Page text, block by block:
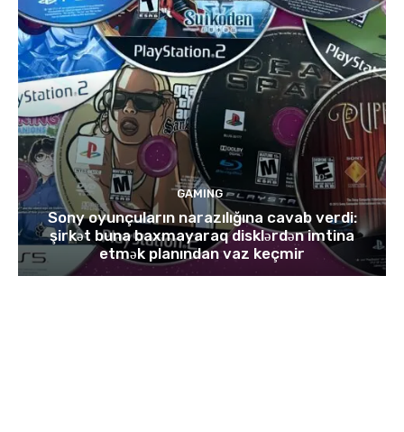
GAMING
Sony oyunçuların narazılığına cavab verdi:
şirkət buna baxmayaraq disklərdən imtina
etmək planından vaz keçmir